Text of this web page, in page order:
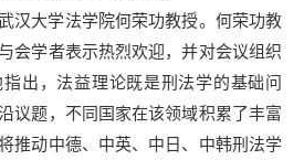
汉大学法学院何荣功教授。何荣功教
会学者表示热烈欢迎，并对会议组织
出，法益理论既是刑法学的基础问
议题，不同国家在该领域积累了丰富
推动中德、中英、中日、中韩刑法学